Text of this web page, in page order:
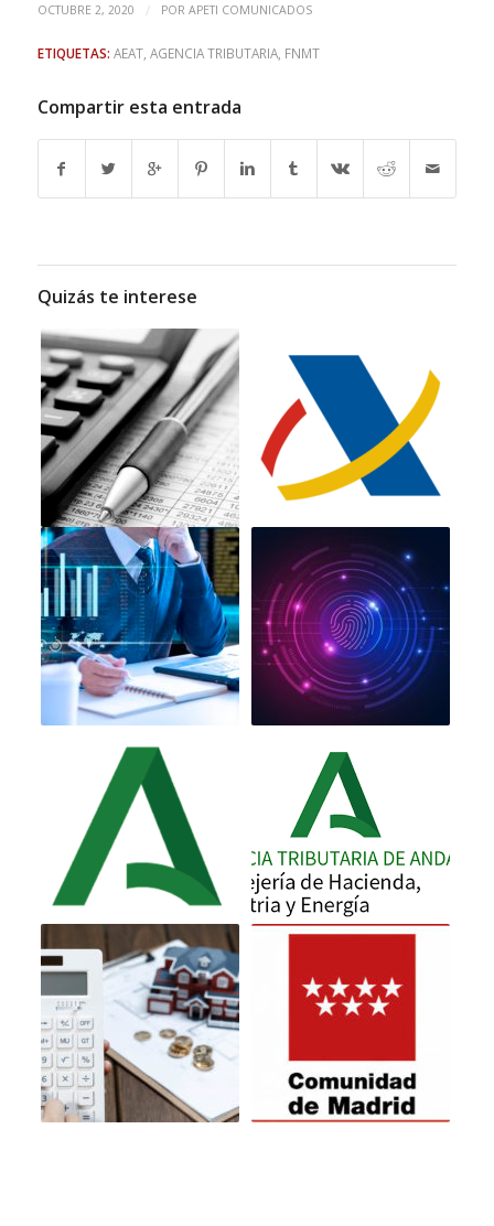
OCTUBRE 2, 2020 / POR APETI COMUNICADOS
ETIQUETAS: AEAT, AGENCIA TRIBUTARIA, FNMT
Compartir esta entrada
Quizás te interese